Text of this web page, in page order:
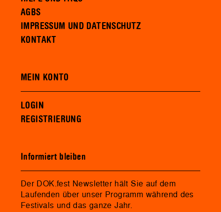
AGBS
IMPRESSUM UND DATENSCHUTZ
KONTAKT
MEIN KONTO
LOGIN
REGISTRIERUNG
Informiert bleiben
Der DOK.fest Newsletter hält Sie auf dem
Laufenden über unser Programm während des
Festivals und das ganze Jahr.